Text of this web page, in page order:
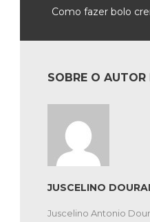
Como fazer bolo
SOBRE O
JUSCELINO
Juscelino Antonio